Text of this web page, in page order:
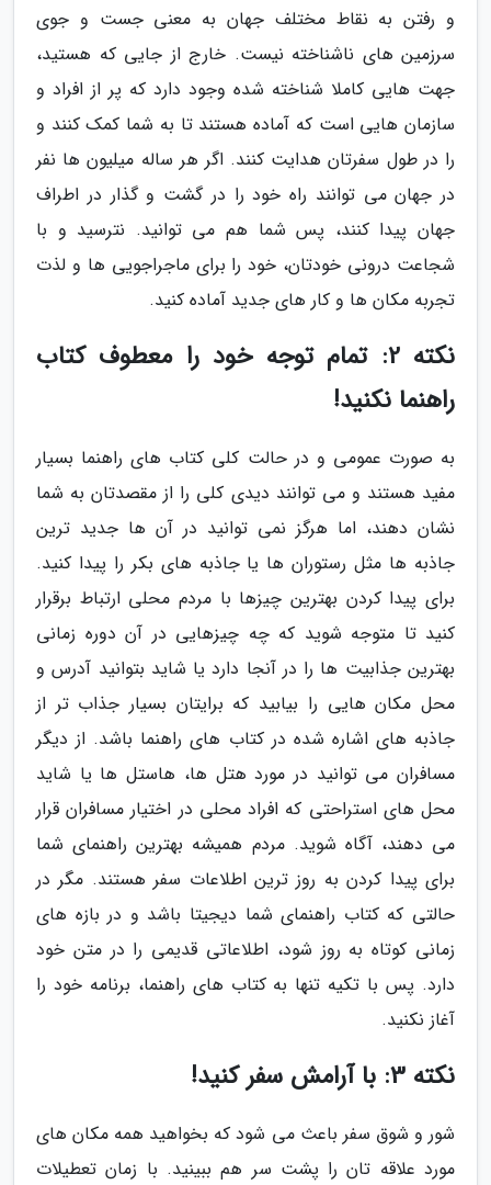
و رفتن به نقاط مختلف جهان به معنی جست و جوی
سرزمین های ناشناخته نیست. خارج از جایی که هستید،
جهت هایی کاملا شناخته شده وجود دارد که پر از افراد و
سازمان هایی است که آماده هستند تا به شما کمک کنند و
را در طول سفرتان هدایت کنند. اگر هر ساله میلیون ها نفر
در جهان می توانند راه خود را در گشت و گذار در اطراف
جهان پیدا کنند، پس شما هم می توانید. نترسید و با
شجاعت درونی خودتان، خود را برای ماجراجویی ها و لذت
تجربه مکان ها و کار های جدید آماده کنید.
نکته 2: تمام توجه خود را معطوف کتاب
راهنما نکنید!
به صورت عمومی و در حالت کلی کتاب های راهنما بسیار
مفید هستند و می توانند دیدی کلی را از مقصدتان به شما
نشان دهند، اما هرگز نمی توانید در آن ها جدید ترین
جاذبه ها مثل رستوران ها یا جاذبه های بکر را پیدا کنید.
برای پیدا کردن بهترین چیزها با مردم محلی ارتباط برقرار
کنید تا متوجه شوید که چه چیزهایی در آن دوره زمانی
بهترین جذابیت ها را در آنجا دارد یا شاید بتوانید آدرس و
محل مکان هایی را بیابید که برایتان بسیار جذاب تر از
جاذبه های اشاره شده در کتاب های راهنما باشد. از دیگر
مسافران می توانید در مورد هتل ها، هاستل ها یا شاید
محل های استراحتی که افراد محلی در اختیار مسافران قرار
می دهند، آگاه شوید. مردم همیشه بهترین راهنمای شما
برای پیدا کردن به روز ترین اطلاعات سفر هستند. مگر در
حالتی که کتاب راهنمای شما دیجیتا باشد و در بازه های
زمانی کوتاه به روز شود، اطلاعاتی قدیمی را در متن خود
دارد. پس با تکیه تنها به کتاب های راهنما، برنامه خود را
آغاز نکنید.
نکته 3: با آرامش سفر کنید!
شور و شوق سفر باعث می شود که بخواهید همه مکان های
مورد علاقه تان را پشت سر هم ببینید. با زمان تعطیلات